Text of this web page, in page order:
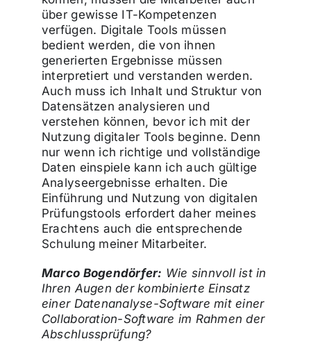
über gewisse IT-Kompetenzen
verfügen. Digitale Tools müssen
bedient werden, die von ihnen
generierten Ergebnisse müssen
interpretiert und verstanden werden.
Auch muss ich Inhalt und Struktur von
Datensätzen analysieren und
verstehen können, bevor ich mit der
Nutzung digitaler Tools beginne. Denn
nur wenn ich richtige und vollständige
Daten einspiele kann ich auch gültige
Analyseergebnisse erhalten. Die
Einführung und Nutzung von digitalen
Prüfungstools erfordert daher meines
Erachtens auch die entsprechende
Schulung meiner Mitarbeiter.
Marco Bogendörfer: Wie sinnvoll ist in
Ihren Augen der kombinierte Einsatz
einer Datenanalyse-Software mit einer
Collaboration-Software im Rahmen der
Abschlussprüfung?